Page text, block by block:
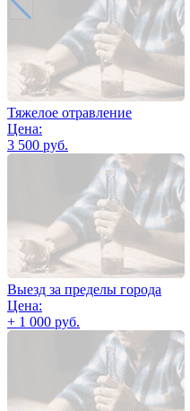
Тяжелое отравление
Цена:
3 500 руб.
Выезд за пределы города
Цена:
+ 1 000 руб.